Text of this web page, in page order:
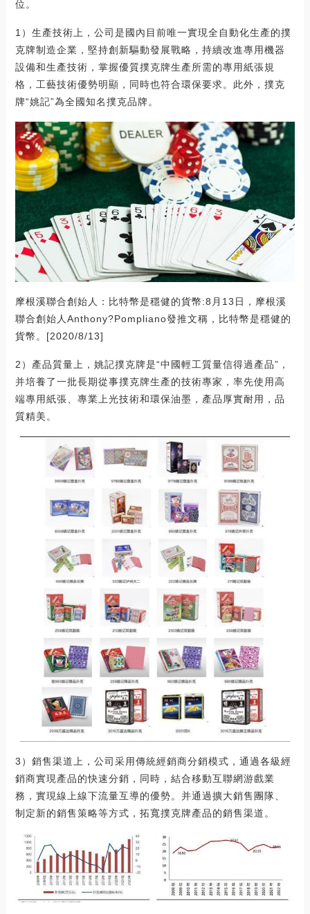
位。
1）生產技術上，公司是國內目前唯一實現全自動化生產的撲
克牌制造企業，堅持創新驅動發展戰略，持續改進專用機器
設備和生產技術，掌握優質撲克牌生產所需的專用紙張規
格，工藝技術優勢明顯，同時也符合環保要求。此外，撲克
牌“姚記”為全國知名撲克品牌。
摩根溪聯合創始人：比特幣是穩健的貨幣:8月13日，摩根溪
聯合創始人Anthony?Pompliano發推文稱，比特幣是穩健的
貨幣。[2020/8/13]
2）產品質量上，姚記撲克牌是“中國輕工質量信得過產品”，
并培養了一批長期從事撲克牌生產的技術專家，率先使用高
端專用紙張、專業上光技術和環保油墨，產品厚實耐用，品
質精美。
3）銷售渠道上，公司采用傳統經銷商分銷模式，通過各級經
銷商實現產品的快速分銷，同時，結合移動互聯網游戲業
務，實現線上線下流量互導的優勢。并通過擴大銷售團隊、
制定新的銷售策略等方式，拓寬撲克牌產品的銷售渠道。